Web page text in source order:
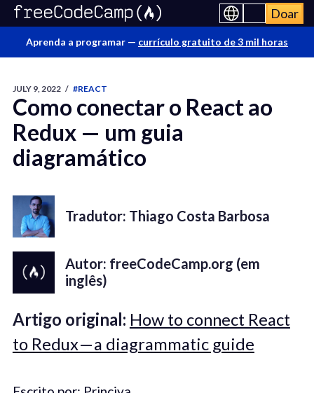
Doar
Aprenda a programar — currículo gratuito de 3 mil horas
JULY 9, 2022 / #REACT
Como conectar o React ao
Redux — um guia
diagramático
Tradutor: Thiago Costa Barbosa
Autor: freeCodeCamp.org (em
inglês)
Artigo original: How to connect React
to Redux — a diagrammatic guide